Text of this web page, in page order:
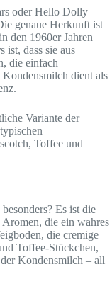
oder Hello Dolly
genaue Herkunft ist
den 1960er Jahren
ist, dass sie aus
die einfach
Kondensmilch dient als
Variante der
Toffee und
Es ist die
die ein wahres
die cremige
Toffee-Stückchen,
Kondensmilch – all